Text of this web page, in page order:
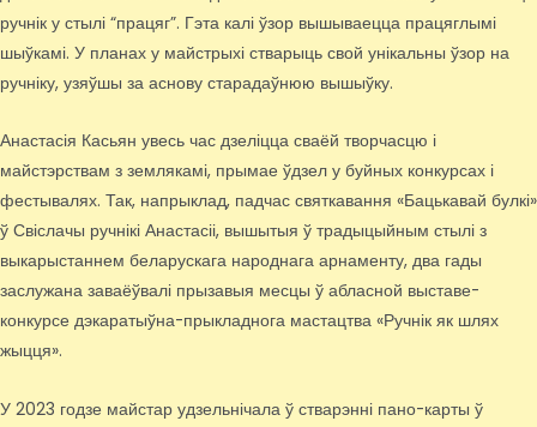
ручнік у стылі “працяг”. Гэта калі ўзор вышываецца працяглымі
шыўкамі. У планах у майстрыхі стварыць свой унікальны ўзор на
ручніку, узяўшы за аснову старадаўнюю вышыўку.
Анастасія Касьян увесь час дзеліцца сваёй творчасцю і
майстэрствам з землякамі, прымае ўдзел у буйных конкурсах і
фестывалях. Так, напрыклад, падчас святкавання «Бацькавай булкі»
ў Свіслачы ручнікі Анастасіі, вышытыя ў традыцыйным стылі з
выкарыстаннем беларускага народнага арнаменту, два гады
заслужана заваёўвалі прызавыя месцы ў абласной выставе-
конкурсе дэкаратыўна-прыкладнога мастацтва «Ручнік як шлях
жыцця».
У 2023 годзе майстар удзельнічала ў стварэнні пано-карты ў